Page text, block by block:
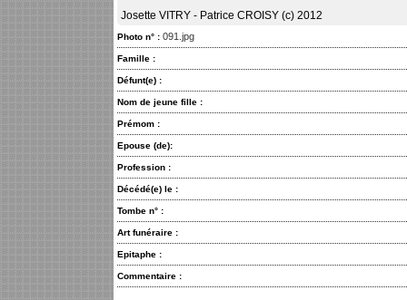
Josette VITRY - Patrice CROISY (c) 2012
Photo n° : 091.jpg
Famille :
Défunt(e) :
Nom de jeune fille :
Prémom :
Epouse (de):
Profession :
Décédé(e) le :
Tombe n° :
Art funéraire :
Epitaphe :
Commentaire :